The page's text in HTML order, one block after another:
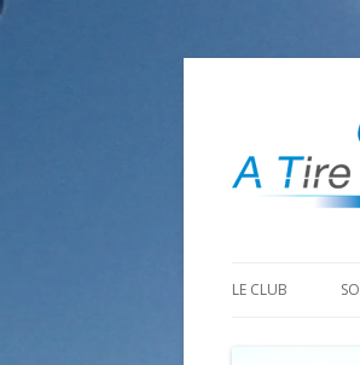
LE CLUB